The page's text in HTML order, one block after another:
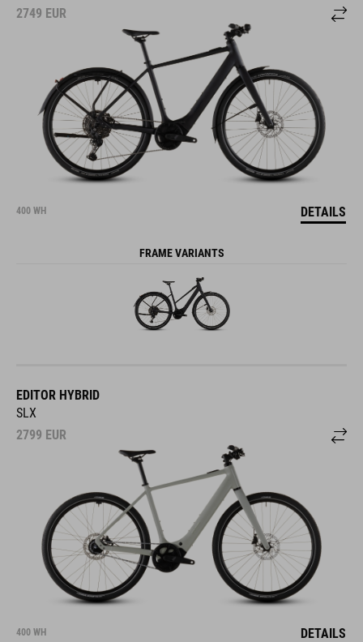
2749 EUR
400 WH DETAILS
FRAME VARIANTS
EDITOR HYBRID
SLX
2799 EUR
400 WH DETAILS